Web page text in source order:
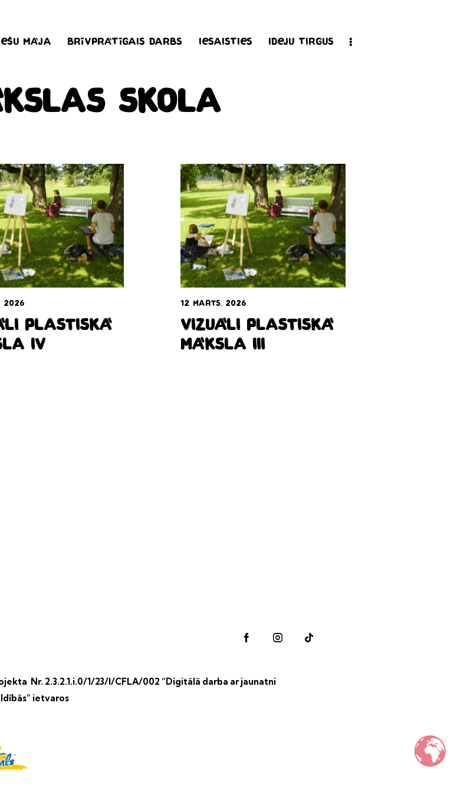
māja Brīvprātīgais darbs Iesaisties Ideju tirgus
skola
2026
plastiskā
IV
12 marts, 2026
Vizuāli plastiskā
māksla III
Nr. 2.3.2.1.i.0/1/23/I/CFLA/002 “Digitālā darba ar jaunatni
ietvaros